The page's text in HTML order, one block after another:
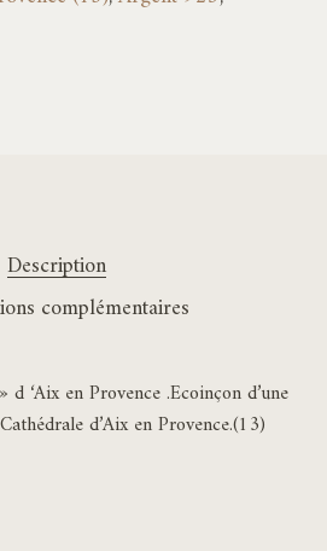
Description
complémentaires
‘Aix en Provence .Ecoinçon d’une
d’Aix en Provence.(13)